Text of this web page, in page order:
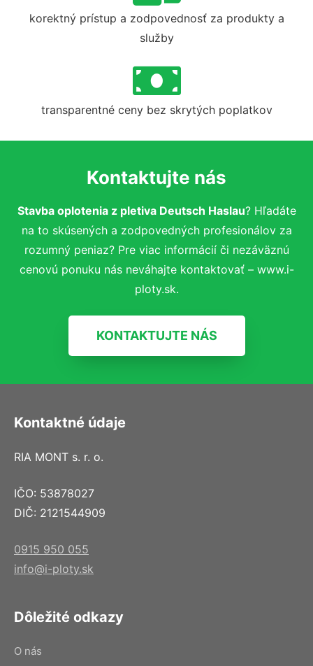
korektný prístup a zodpovednosť za produkty a
služby
transparentné ceny bez skrytých poplatkov
Kontaktujte nás
Stavba oplotenia z pletiva Deutsch Haslau? Hľadáte
na to skúsených a zodpovedných profesionálov za
rozumný peniaz? Pre viac informácií či nezáväznú
cenovú ponuku nás neváhajte kontaktovať – www.i-
ploty.sk.
KONTAKTUJTE NÁS
Kontaktné údaje
RIA MONT s. r. o.
IČO: 53878027
DIČ: 2121544909
0915 950 055
info@i-ploty.sk
Dôležité odkazy
O nás